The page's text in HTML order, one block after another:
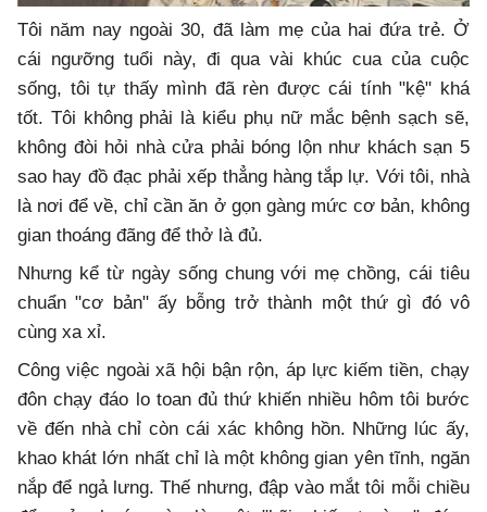
Tôi năm nay ngoài 30, đã làm mẹ của hai đứa trẻ. Ở
cái ngưỡng tuổi này, đi qua vài khúc cua của cuộc
sống, tôi tự thấy mình đã rèn được cái tính "kệ" khá
tốt. Tôi không phải là kiểu phụ nữ mắc bệnh sạch sẽ,
không đòi hỏi nhà cửa phải bóng lộn như khách sạn 5
sao hay đồ đạc phải xếp thẳng hàng tắp lự. Với tôi, nhà
là nơi để về, chỉ cần ăn ở gọn gàng mức cơ bản, không
gian thoáng đãng để thở là đủ.
Nhưng kể từ ngày sống chung với mẹ chồng, cái tiêu
chuẩn "cơ bản" ấy bỗng trở thành một thứ gì đó vô
cùng xa xỉ.
Công việc ngoài xã hội bận rộn, áp lực kiếm tiền, chạy
đôn chạy đáo lo toan đủ thứ khiến nhiều hôm tôi bước
về đến nhà chỉ còn cái xác không hồn. Những lúc ấy,
khao khát lớn nhất chỉ là một không gian yên tĩnh, ngăn
nắp để ngả lưng. Thế nhưng, đập vào mắt tôi mỗi chiều